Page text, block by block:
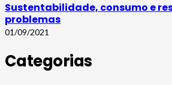
Sustentabilidade, consumo e
problemas
01/09/2021
Categorias